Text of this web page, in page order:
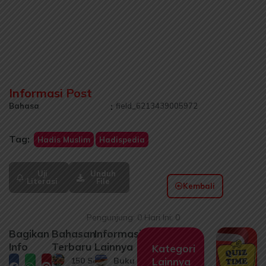
Informasi Post
Bahasa : field_6213439005972
Tag: Hadis Muslim Hadispedia
Uji
Literasi
Unduh
File
Kembali
Pengunjung: 0 Hari Ini: 0
Bagikan
Info
Bahasan
Terbaru
150 Soal
Informasi
Lainnya
Buku
Kategori
Lainnya